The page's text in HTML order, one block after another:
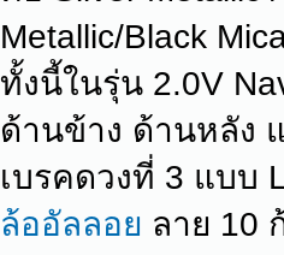
Metallic/Black
ทั้งนี้ในรุ่น 2.0V
ด้านข้าง ด้านหลัง
เบรคดวงที่ 3 แบบ
ล้ออัลลอย ลาย 10